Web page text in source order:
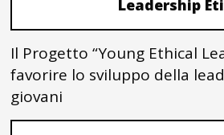
Leadership
Il Progetto “Young Ethical
favorire lo sviluppo della
giovani